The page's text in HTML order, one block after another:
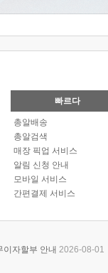
빠르다
총알배송
총알검색
매장 픽업 서비스
알림 신청 안내
모바일 서비스
간편결제 서비스
이자할부 안내 2026-08-01